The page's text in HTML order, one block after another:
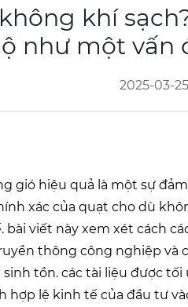
khí
như một vấn
2025-03-25
gió hiệu quả là một sự
xác của quạt cho dù
bài viết này xem xét cách
thông công nghiệp và
tồn. các tài liệu được
lệ kinh tế của đầu tư